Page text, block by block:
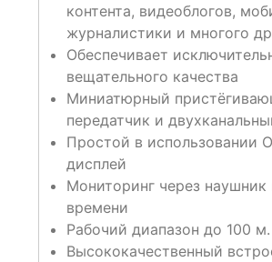
контента, видеоблогов,
журналистики и многого
Обеспечивает
вещательного качества
Миниатюрный
передатчик и
Простой в использовании
дисплей
Мониторинг через наушник
времени
Рабочий диапазон до 100 м.
Высококачественный